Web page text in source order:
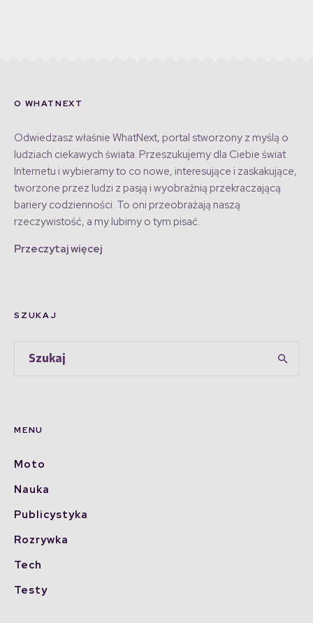
O WHATNEXT
Odwiedzasz właśnie WhatNext, portal stworzony z myślą o
ludziach ciekawych świata. Przeszukujemy dla Ciebie świat
Internetu i wybieramy to co nowe, interesujące i zaskakujące,
tworzone przez ludzi z pasją i wyobraźnią przekraczającą
bariery codzienności. To oni przeobrażają naszą
rzeczywistość, a my lubimy o tym pisać.
Przeczytaj więcej
SZUKAJ
MENU
Moto
Nauka
Publicystyka
Rozrywka
Tech
Testy